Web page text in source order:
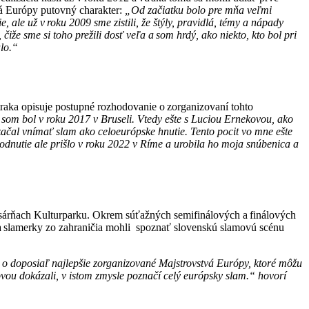
Európy putovný charakter:
„Od začiatku bolo pre mňa veľmi
ale už v roku 2009 sme zistili, že štýly, pravidlá, témy a nápady
sme si toho prežili dosť veľa a som hrdý, ako niekto, kto bol pri
opisuje postupné rozhodovanie o zorganizovaní tohto
bol v roku 2017 v Bruseli. Vtedy ešte s Luciou Ernekovou, ako
vnímať slam ako celoeurópske hnutie. Tento pocit vo mne ešte
ale prišlo v roku 2022 v Ríme a urobila ho moja snúbenica a
Kulturparku. Okrem súťažných semifinálových a finálových
zo zahraničia mohli spoznať slovenskú slamovú scénu
doposiaľ najlepšie zorganizované Majstrovstvá Európy, ktoré môžu
dokázali, v istom zmysle poznačí celý európsky slam.“ hovorí